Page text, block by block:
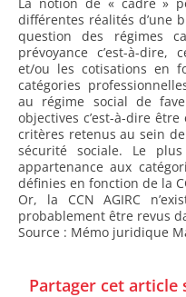
différentes réalités d’une
question des régimes
prévoyance c’est-à-
et/ou les cotisations en
catégories
au régime social de
objectives c’est-à-dire
critères retenus au sein de
sécurité sociale. Le
appartenance aux
définies en fonction de la
Or, la CCN AGIRC
probablement être revus
Source : Mémo juridique
Partager cet article